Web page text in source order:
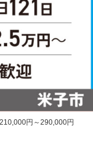
円～290,000円